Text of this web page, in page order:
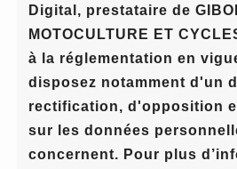
Digital, prestataire de
MOTOCULTURE ET
à la réglementation en
disposez notamment d'un
rectification, d'opposition
sur les données
concernent. Pour plus